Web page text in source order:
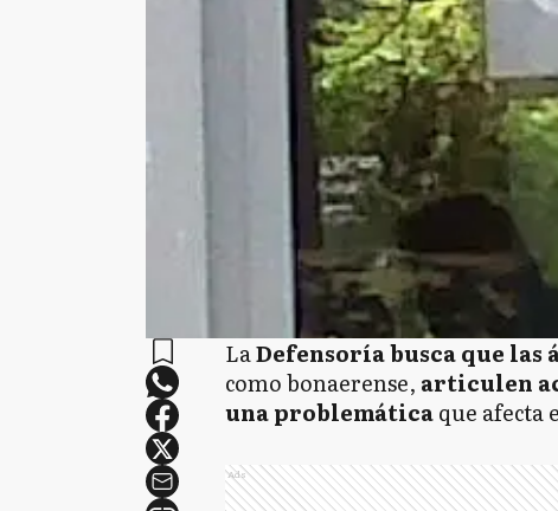
LaDefensoría busca que las
como bonaerense, articulen
una problemáticaque afecta
Ads